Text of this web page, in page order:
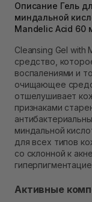
Самовывоз
В наличии
Самовывоз
В наличии
Самовывоз
Экватор)
Описание Гель
миндальной
Mandelic Acid 60
Cleansing Gel
средство,
воспалениями и
очищающее
отшелушивает
признаками
миндальной
для всех типов
со склонной к
Активные